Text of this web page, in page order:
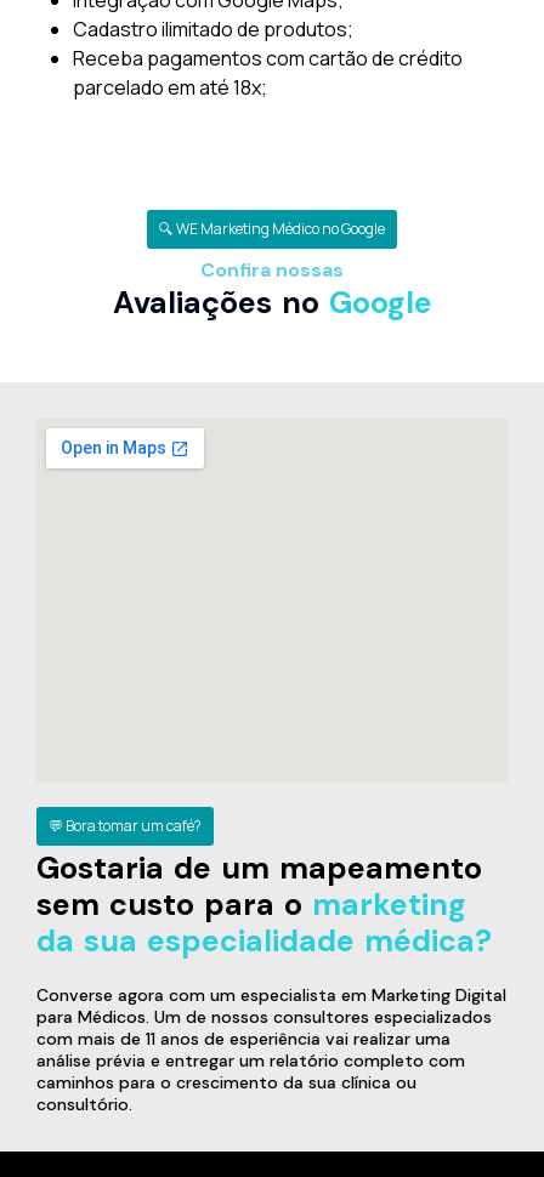
Cadastro ilimitado de produtos;
Receba pagamentos com cartão de crédito
parcelado em até 18x;
🔍 WE Marketing Médico no Google
Confira nossas
Avaliações no Google
💬 Bora tomar um café?
Gostaria de um mapeamento
sem custo para o marketing
da sua especialidade médica?
Converse agora com um especialista em Marketing Digital
para Médicos. Um de nossos consultores especializados
com mais de 11 anos de esperiência vai realizar uma
análise prévia e entregar um relatório completo com
caminhos para o crescimento da sua clínica ou
consultório.